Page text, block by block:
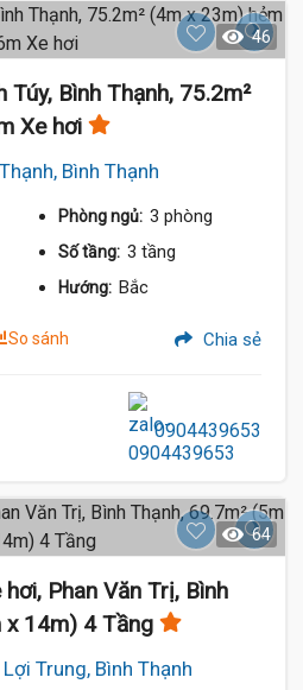
46
Túy, Bình Thạnh, 75.2m²
Xe hơi
Bình Thạnh
Phòng ngủ: 3 phòng
Số tầng: 3 tầng
Hướng: Bắc
So sánh Chia sẻ
0904439653
64
Phan Văn Trị, Bình
x 14m) 4 Tầng
Trung, Bình Thạnh